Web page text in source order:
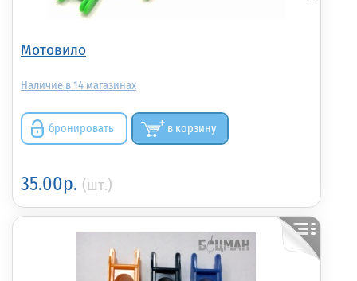
Мотовило
14
бронировать в корзину
35.00р. (шт.)